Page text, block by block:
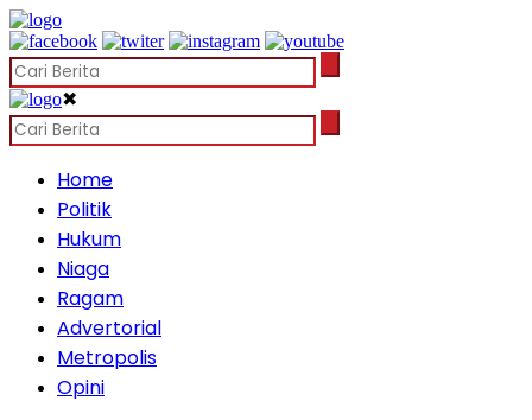
✖
Home
Politik
Hukum
Niaga
Ragam
Advertorial
Metropolis
Opini